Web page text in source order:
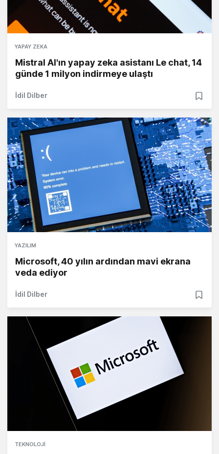
YAPAY ZEKA
Mistral AI'ın yapay zeka asistanı Le chat, 14
günde 1 milyon indirmeye ulaştı
İdil Dilber
YAZILIM
Microsoft, 40 yılın ardından mavi ekrana
veda ediyor
İdil Dilber
TEKNOLOJI